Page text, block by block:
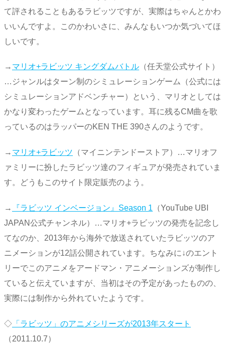
て評されることもあるラビッツですが、実際はちゃんとかわ
いいんですよ。このかわいさに、みんなもいつか気づいてほ
しいです。
→ マリオ+ラビッツ キングダムバトル （任天堂公式サイト）
…ジャンルはターン制のシミュレーションゲーム（公式には
シミュレーションアドベンチャー）という、マリオとしては
かなり変わったゲームとなっています。耳に残るCM曲を歌
っているのはラッパーのKEN THE 390さんのようです。
→ マリオ+ラビッツ （マイニンテンドーストア）…マリオフ
ァミリーに扮したラビッツ達のフィギュアが発売されていま
す。どうもこのサイト限定販売のよう。
→ 『ラビッツ インベージョン』Season 1 （YouTube UBI
JAPAN公式チャンネル）…マリオ+ラビッツの発売を記念し
てなのか、2013年から海外で放送されていたラビッツのア
ニメーションが12話公開されています。ちなみに↓のエント
リーでこのアニメをアードマン・アニメーションズが制作し
ていると伝えていますが、当初はその予定があったものの、
実際には制作から外れていたようです。
◇ 「ラビッツ」のアニメシリーズが2013年スタート
（2011.10.7）